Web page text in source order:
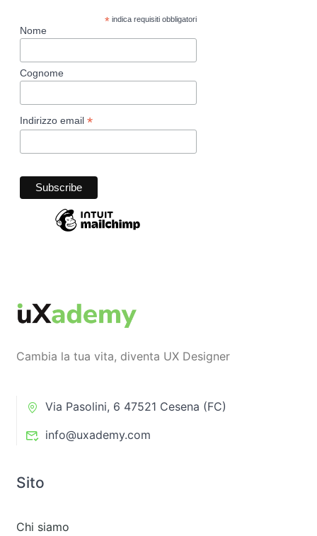
*indica requisiti obbligatori
Nome
Cognome
Indirizzo email *
Cambia la tua vita, diventa UX Designer
Via Pasolini, 6 47521 Cesena (FC)
info@uxademy.com
Sito
Chi siamo